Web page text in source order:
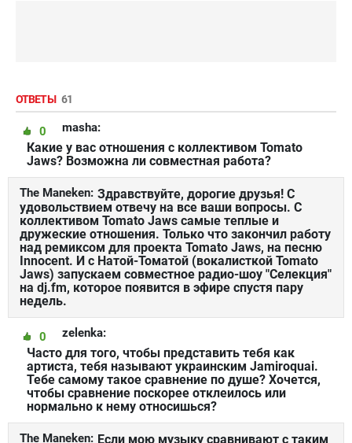
ОТВЕТЫ 61
masha:
0
Какие у вас отношения с коллективом Tomato
Jaws? Возможна ли совместная работа?
The Maneken: Здравствуйте, дорогие друзья! С
удовольствием отвечу на все ваши вопросы. С
коллективом Tomato Jaws самые теплые и
дружеские отношения. Только что закончил работу
над ремиксом для проекта Tomato Jaws, на песню
Innocent. И с Натой-Томатой (вокалисткой Tomato
Jaws) запускаем совместное радио-шоу "Селекция"
на dj.fm, которое появится в эфире спустя пару
недель.
zelenka:
0
Часто для того, чтобы представить тебя как
артиста, тебя называют украинским Jamiroquai.
Тебе самому такое сравнение по душе? Хочется,
чтобы сравнение поскорее отклеилось или
нормально к нему относишься?
The Maneken: Если мою музыку сравнивают с таким